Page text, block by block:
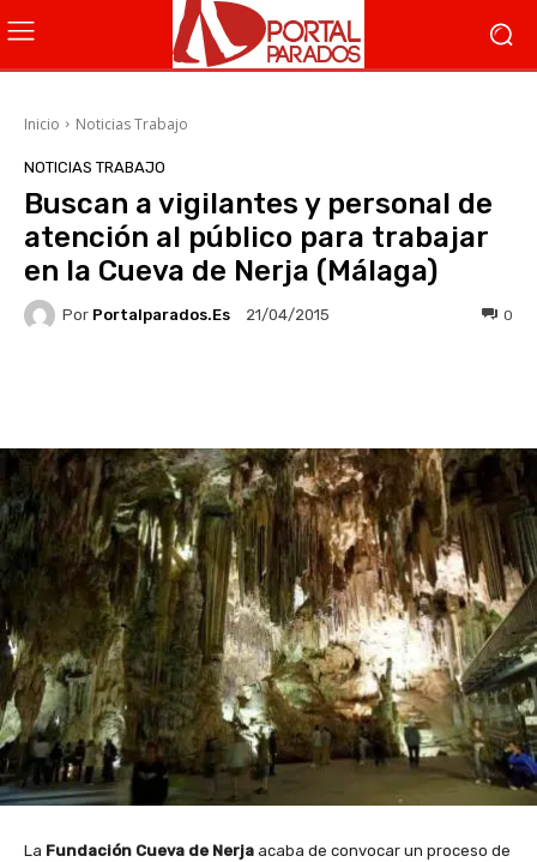
Inicio Noticias Trabajo
NOTICIAS TRABAJO
Buscan a vigilantes y personal de
atención al público para trabajar
en la Cueva de Nerja (Málaga)
Por Portalparados.es 21/04/2015 0
La Fundación Cueva de Nerja acaba de convocar un proceso de